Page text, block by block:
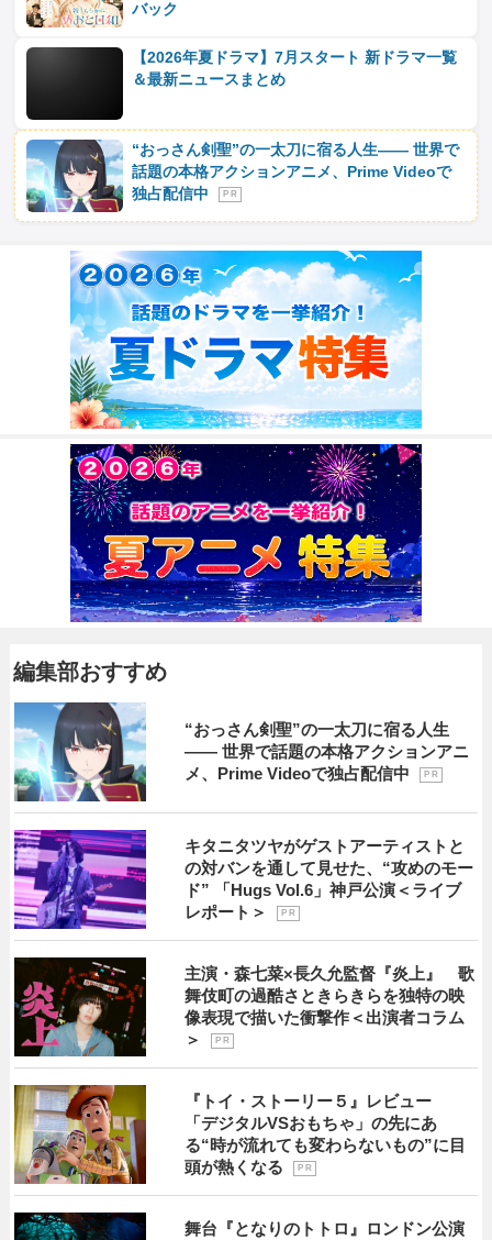
バック
【2026年夏ドラマ】7月スタート 新ドラマ一覧
＆最新ニュースまとめ
“おっさん剣聖”の一太刀に宿る人生―― 世界で
話題の本格アクションアニメ、Prime Videoで
独占配信中
P R
編集部おすすめ
“おっさん剣聖”の一太刀に宿る人生
―― 世界で話題の本格アクションアニ
メ、Prime Videoで独占配信中
P R
キタニタツヤがゲストアーティストと
の対バンを通して見せた、“攻めのモー
ド” 「Hugs Vol.6」神戸公演＜ライブ
レポート＞
P R
主演・森七菜×長久允監督『炎上』 歌
舞伎町の過酷さときらきらを独特の映
像表現で描いた衝撃作＜出演者コラム
＞
P R
『トイ・ストーリー５』レビュー
「デジタルVSおもちゃ」の先にあ
る“時が流れても変わらないもの”に目
頭が熱くなる
P R
舞台『となりのトトロ』ロンドン公演